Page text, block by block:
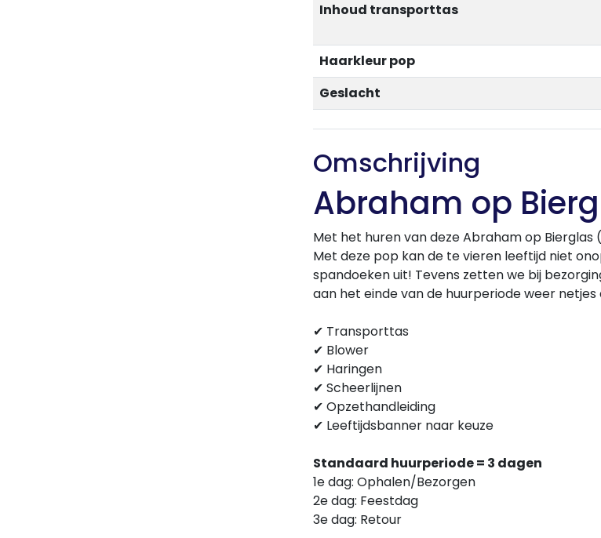
Inhoud transporttas
Haarkleur pop
Geslacht
Omschrijving
Abraham op
Met het huren van deze Abraham op
Met deze pop kan de te vieren leeftijd niet
spandoeken uit! Tevens zetten we bij
aan het einde van de huurperiode weer
✔ Transporttas
✔ Blower
✔ Haringen
✔ Scheerlijnen
✔ Opzethandleiding
✔ Leeftijdsbanner naar keuze
Standaard huurperiode = 3 dagen
1e dag: Ophalen/Bezorgen
2e dag: Feestdag
3e dag: Retour